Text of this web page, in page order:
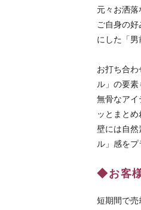
元々お洒落
ご自身の
にした「男
お打ち合
ル」の要素
無骨なアイ
ッとまとめ
壁には自然
ル」感をプ
◆お客
短期間で売